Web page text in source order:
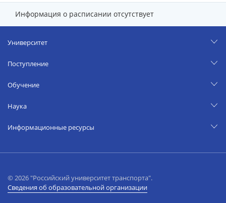
Информация о расписании отсутствует
Университет
Поступление
Обучение
Наука
Информационные ресурсы
© 2026 "Российский университет транспорта".
Сведения об образовательной организации